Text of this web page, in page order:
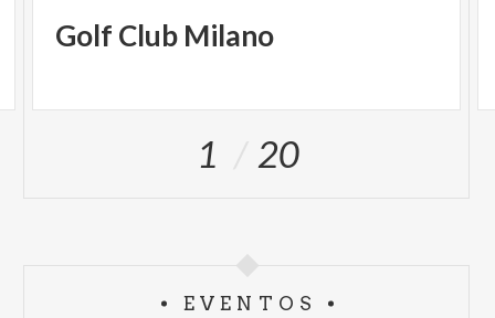
Golf Club Milano
1 20
EVENTOS